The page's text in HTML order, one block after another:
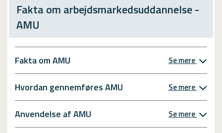
Fakta om arbejdsmarkedsuddannelse -
AMU
Fakta om AMU Se mere
Hvordan gennemføres AMU Se mere
Anvendelse af AMU Se mere